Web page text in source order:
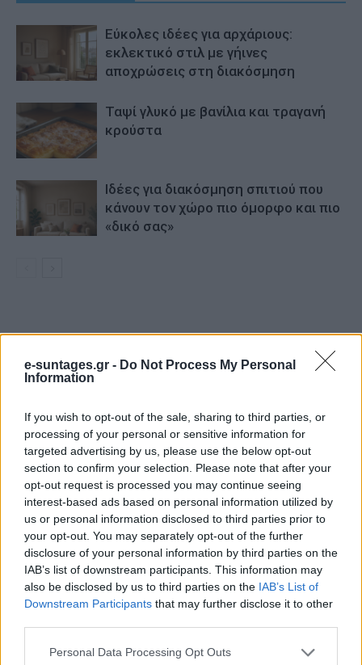
e-suntages.gr - Do Not Process My Personal
Information
If you wish to opt-out of the sale, sharing to third parties, or
processing of your personal or sensitive information for
targeted advertising by us, please use the below opt-out
section to confirm your selection. Please note that after your
opt-out request is processed you may continue seeing
interest-based ads based on personal information utilized by
us or personal information disclosed to third parties prior to
your opt-out. You may separately opt-out of the further
disclosure of your personal information by third parties on the
IAB’s list of downstream participants. This information may
also be disclosed by us to third parties on the IAB’s List of
Downstream Participants that may further disclose it to other
Please note that this website/app uses one or more Google
Personal Data Processing Opt Outs
Εύκολες ιδέες για αρχάριους:
εκλεκτικό στιλ με γήινες
αποχρώσεις στη διακόσμηση
Ταψί γλυκό με βανίλια και τραγανή
κρούστα
Ιδέες για διακόσμηση σπιτιού που
κάνουν τον χώρο πιο όμορφο και πιο
«δικό σας»
Τελευταία άρθρα
Εύκολες ιδέες για αρχάριους: εκλεκτικό
στιλ με γήινες αποχρώσεις στη διακόσμηση